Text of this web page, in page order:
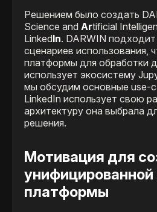
Решением было создать
Science and Artificial
LinkedIn. DARWIN
сценариев использования,
платформы для обработки
использует экосистему
мы обсудим основные use-
LinkedIn использует свою
архитектуру она выбрала
решения.
Мотивация для
платформы